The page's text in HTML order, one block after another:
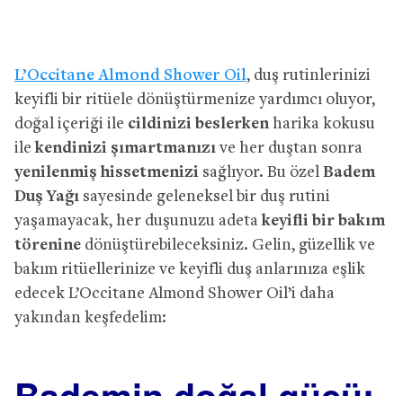
L’Occitane Almond Shower Oil, duş rutinlerinizi
keyifli bir ritüele dönüştürmenize yardımcı oluyor,
doğal içeriği ile cildinizi beslerkenharika kokusu
ile kendinizi şımartmanızıve her duştan sonra
yenilenmiş hissetmenizi sağlıyor. Bu özel Badem
Duş Yağı sayesinde geleneksel bir duş rutini
yaşamayacak, her duşunuzu adeta keyifli bir bakım
törenine dönüştürebileceksiniz. Gelin, güzellik ve
bakım ritüellerinize ve keyifli duş anlarınıza eşlik
edecek L’Occitane Almond Shower Oil’i daha
yakından keşfedelim: